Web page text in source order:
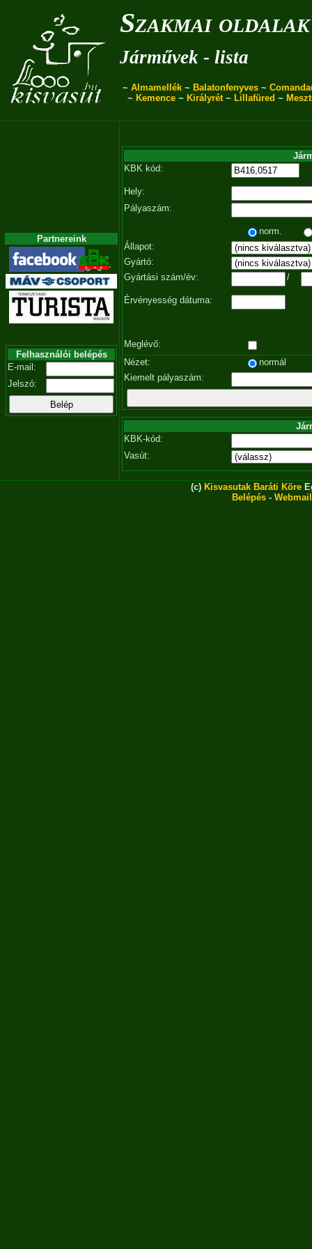
Szakmai oldalak
Járművek - lista
~ Almamellék ~ Balatonfenyves ~
~ Kemence~ Királyrét~ Lillafüred ~
Partnereink
Felhasználói belépés
E-mail:
Jelszó:
KBK kód:
Hely:
Pályaszám:
norm.
Állapot:
Gyártó:
Gyártási szám/év:
/
Érvényesség dátuma:
Meglévő:
Nézet:
normál
Kiemelt pályaszám:
KBK-kód:
Vasút:
(c) Kisvasutak Baráti Köre
Belépés - Webmail